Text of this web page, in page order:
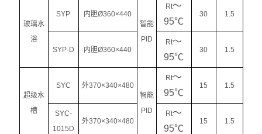
玻璃水
浴
SYP
内胆Ø360×440
智能
PID
Rt～
95℃
30 1.5
SYP-D 内胆Ø360×440
Rt～
95℃
30 1.5
超级水
槽
SYC
外370×340×480
智能
PID
Rt～
95℃
15 1.5
SYC-
1015D
外370×340×480
Rt～
95℃
15 1.5